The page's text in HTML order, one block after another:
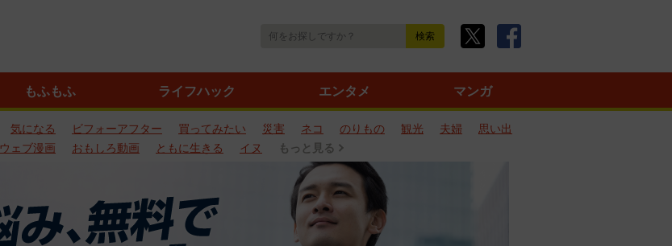
もふもふ ライフハック エンタメ マンガ
気になる ビフォーアフター 買ってみたい 災害 ネコ のりもの 観光 夫婦
思い出
ウェブ漫画 おもしろ動画 ともに生きる イヌ もっと見る